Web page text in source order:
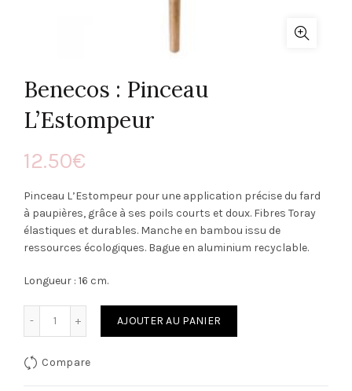
Benecos : Pinceau
L’Estompeur
12.50€
Pinceau L’Estompeur pour une application précise du fard
à paupières, grâce à ses poils courts et doux. Fibres Toray
élastiques et durables. Manche en bambou issu de
ressources écologiques. Bague en aluminium recyclable.
Longueur : 16 cm.
AJOUTER AU PANIER
Compare